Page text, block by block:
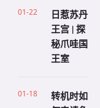
01-22
日惹苏丹
王宫 | 探
秘爪哇国
王室
01-18
转机时如